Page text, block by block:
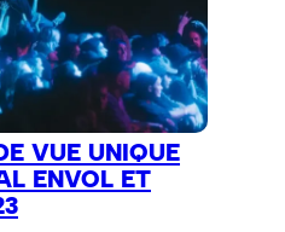
VUE UNIQUE
ENVOL ET